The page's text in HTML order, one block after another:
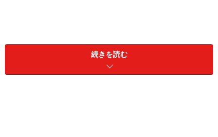
■リスク資産の内訳（※詳細が不明なものも原文ママ記
続きを読む